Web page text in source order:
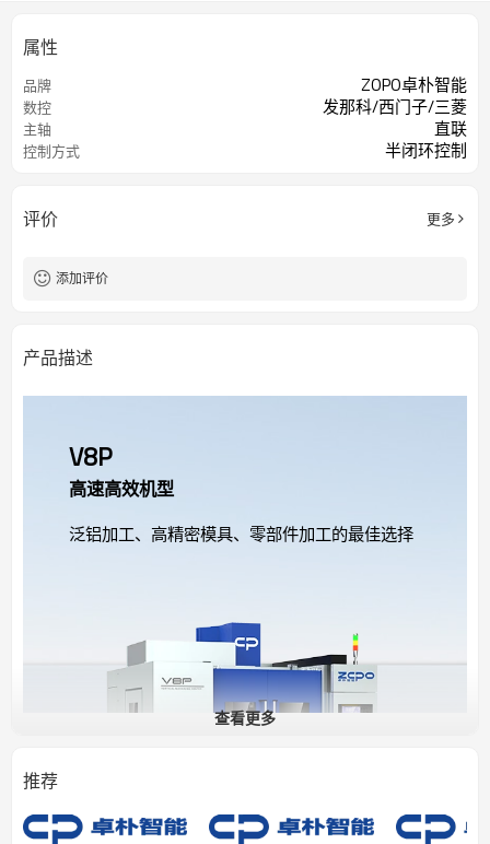
属性
品牌 ZOPO卓朴智能
数控 发那科/西门子/三菱
主轴 直联
控制方式 半闭环控制
评价 更多
添加评价
产品描述
V8P
高速高效机型
泛铝加工、高精密模具、零部件加工的最佳选择
查看更多
推荐